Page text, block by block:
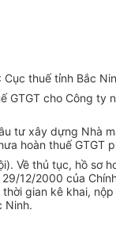
: Cục thuế tỉnh Bắc
cho Công
xây dựng Nhà
hoàn thuế GTGT
Về thủ tục, hồ sơ
29/12/2000 của
gian kê khai,
Ninh.